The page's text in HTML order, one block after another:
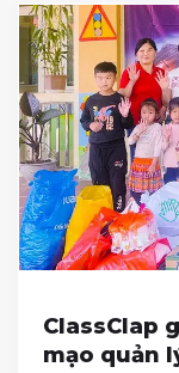
ClassClap
mạo quản